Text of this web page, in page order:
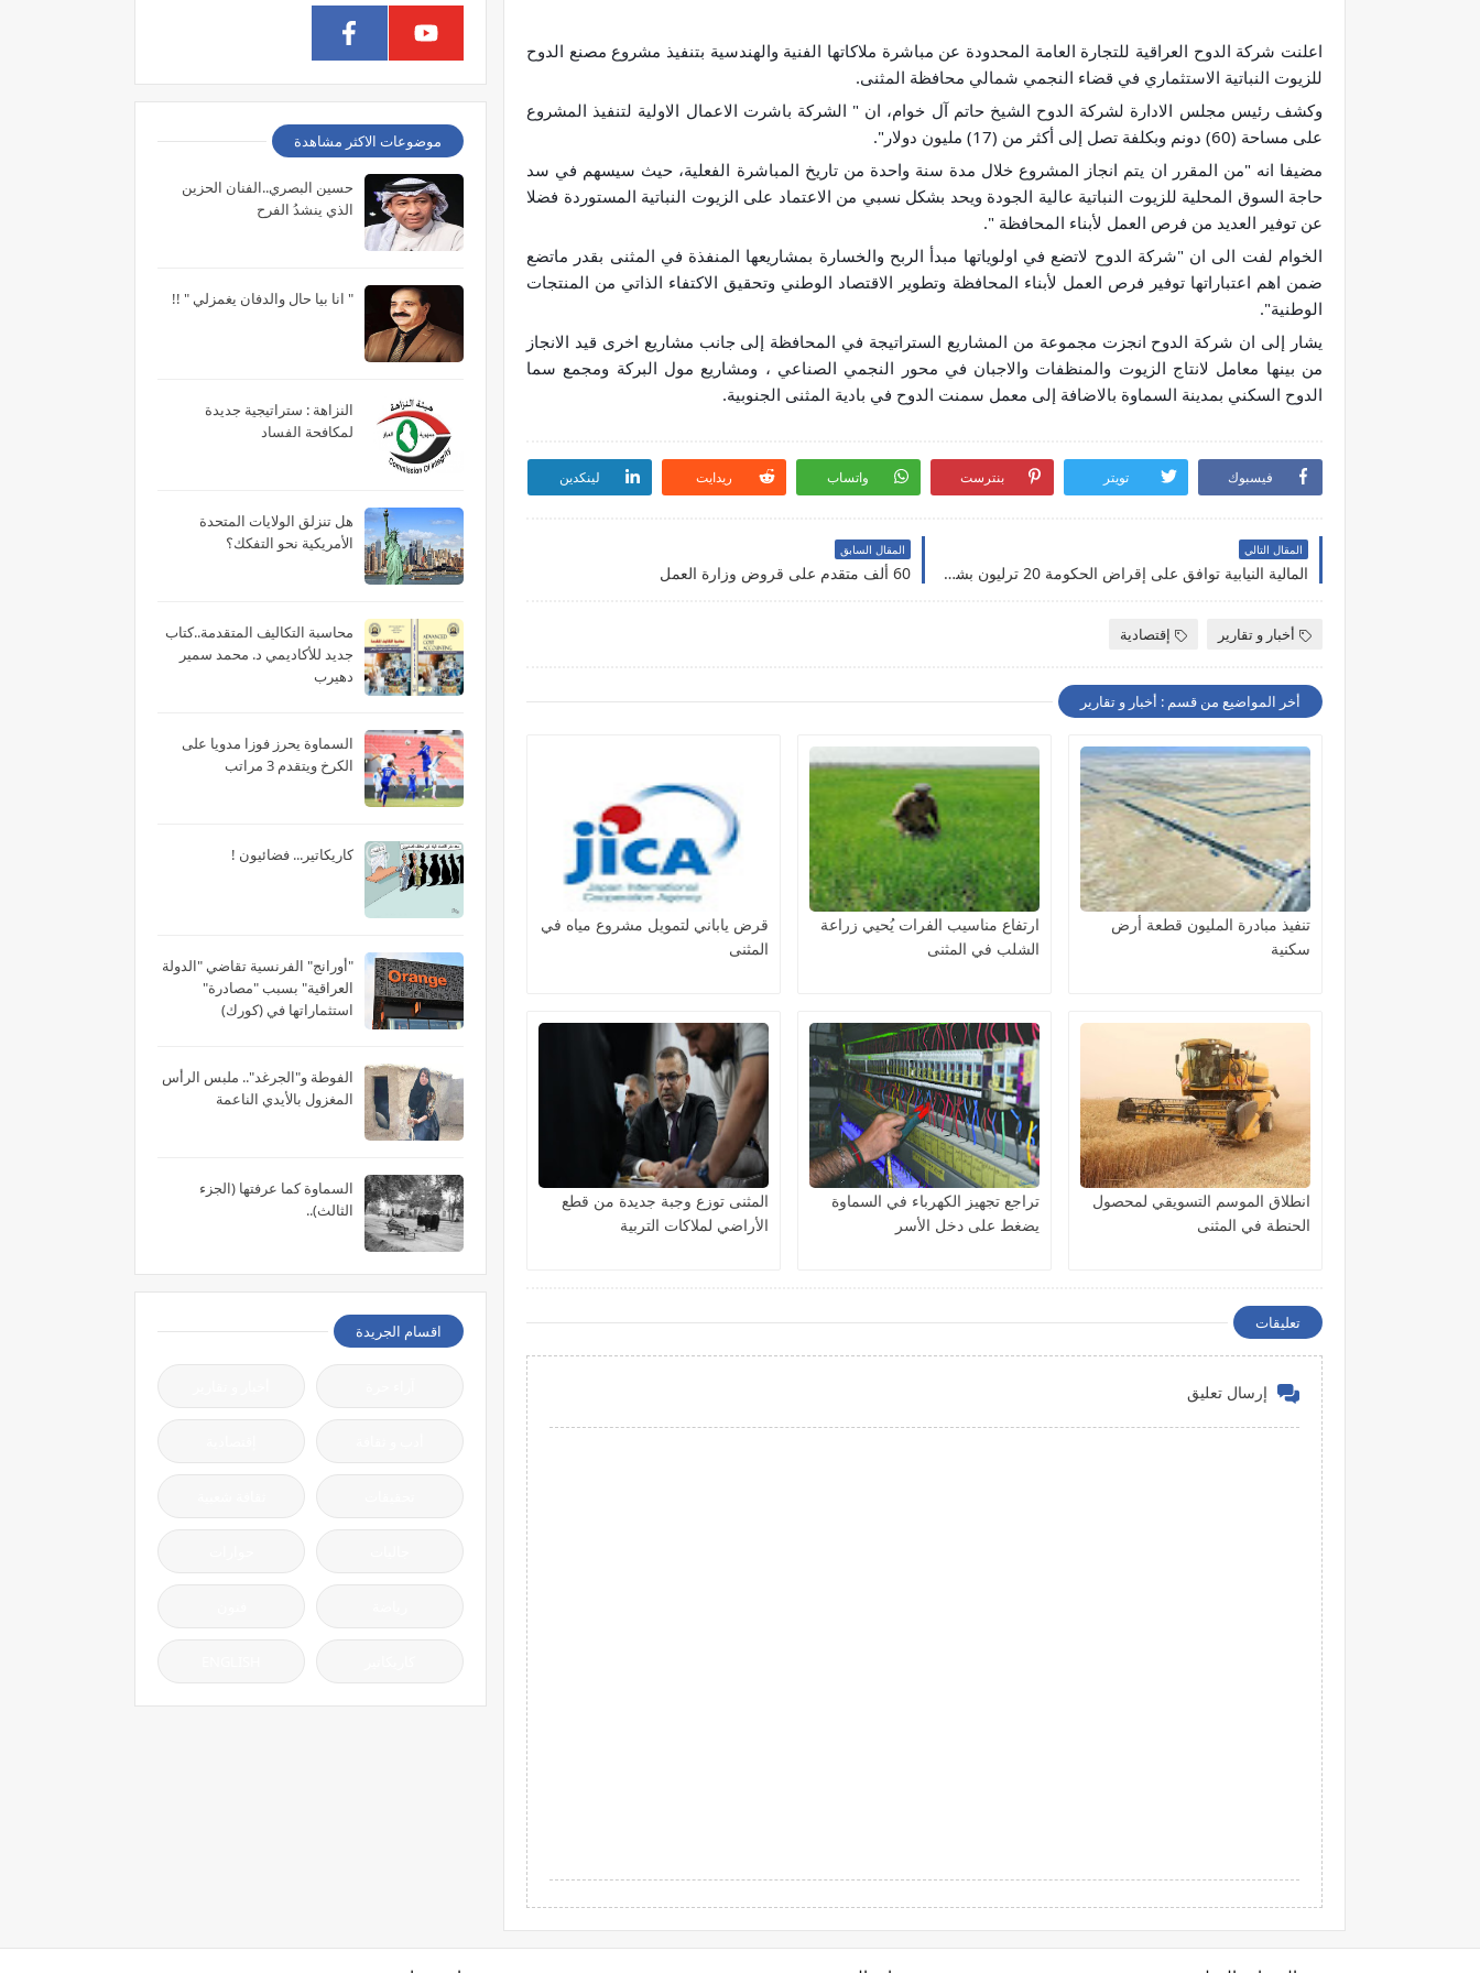
اعلنت شركة الدوح العراقية للتجارة العامة المحدودة عن مباشرة ملاكاتها الفنية والهندسية بتنفيذ مشروع مصنع الدوح
للزيوت النباتية الاستثماري في قضاء النجمي شمالي محافظة المثنى.
وكشف رئيس مجلس الادارة لشركة الدوح الشيخ حاتم آل خوام، ان " الشركة باشرت الاعمال الاولية لتنفيذ المشروع
على مساحة (60) دونم وبكلفة تصل إلى أكثر من (17) مليون دولار".
مضيفا انه "من المقرر ان يتم انجاز المشروع خلال مدة سنة واحدة من تاريخ المباشرة الفعلية، حيث سيسهم في سد
حاجة السوق المحلية للزيوت النباتية عالية الجودة ويحد بشكل نسبي من الاعتماد على الزيوت النباتية المستوردة فضلا
عن توفير العديد من فرص العمل لأبناء المحافظة ".
الخوام لفت الى ان "شركة الدوح لاتضع في اولوياتها مبدأ الربح والخسارة بمشاريعها المنفذة في المثنى بقدر ماتضع
ضمن اهم اعتباراتها توفير فرص العمل لأبناء المحافظة وتطوير الاقتصاد الوطني وتحقيق الاكتفاء الذاتي من المنتجات
الوطنية".
يشار إلى ان شركة الدوح انجزت مجموعة من المشاريع الستراتيجة في المحافظة إلى جانب مشاريع اخرى قيد الانجاز
من بينها معامل لانتاج الزيوت والمنظفات والاجبان في محور النجمي الصناعي ، ومشاريع مول البركة ومجمع سما
الدوح السكني بمدينة السماوة بالاضافة إلى معمل سمنت الدوح في بادية المثنى الجنوبية.
فيسبوك تويتر بنترست واتساب ريدايت لينكدين
المقال التالي
المالية النيابية توافق على إقراض الحكومة 20 ترليون بشروط
المقال السابق
60 ألف متقدم على قروض وزارة العمل
أخبار و تقارير إقتصادية
أخر المواضيع من قسم : أخبار و تقارير
تنفيذ مبادرة المليون قطعة أرض
سكنية
ارتفاع مناسيب الفرات يُحيي زراعة
الشلب في المثنى
قرض ياباني لتمويل مشروع مياه في
المثنى
انطلاق الموسم التسويقي لمحصول
الحنطة في المثنى
تراجع تجهيز الكهرباء في السماوة
يضغط على دخل الأسر
المثنى توزع وجبة جديدة من قطع
الأراضي لملاكات التربية
تعليقات
إرسال تعليق
موضوعات الاكثر مشاهدة
حسين البصري..الفنان الحزين
الذي ينشدُ الفرح
" انا بيا حال والدفان يغمزلي " !!
النزاهة : ستراتيجية جديدة
لمكافحة الفساد
هل تنزلق الولايات المتحدة
الأمريكية نحو التفكك؟
محاسبة التكاليف المتقدمة..كتاب
جديد للأكاديمي د. محمد سمير
دهيرب
السماوة يحرز فوزا مدويا على
الكرخ ويتقدم 3 مراتب
كاريكاتير... فضائيون !
"أورانج" الفرنسية تقاضي "الدولة
العراقية" بسبب "مصادرة"
استثماراتها في (كورك)
الفوطة و"الجرغد".. ملبس الرأس
المغزول بالأيدي الناعمة
السماوة كما عرفتها (الجزء
الثالث)..
اقسام الجريدة